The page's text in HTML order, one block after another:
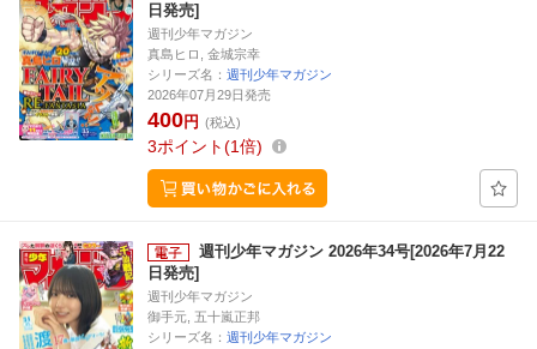
日発売]
週刊少年マガジン
真島ヒロ, 金城宗幸
シリーズ名： 週刊少年マガジン
2026年07月29日発売
400円 (税込)
3ポイント 1倍
週刊少年マガジン 2026年34号[2026年7月22
日発売]
週刊少年マガジン
御手元, 五十嵐正邦
シリーズ名： 週刊少年マガジン